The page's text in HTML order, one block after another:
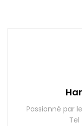
Passionné par